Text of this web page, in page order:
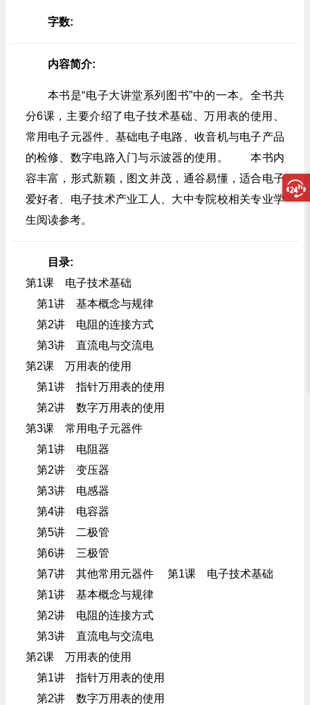
字数:
内容简介:
本书是“电子大讲堂系列图书”中的一本。全书共
分6课，主要介绍了电子技术基础、万用表的使用、
常用电子元器件、基础电子电路、收音机与电子产品
的检修、数字电路入门与示波器的使用。 本书内
容丰富，形式新颖，图文并茂，通谷易懂，适合电子
爱好者、电子技术产业工人、大中专院校相关专业学
生阅读参考。
目录:
第1课 电子技术基础
第1讲 基本概念与规律
第2讲 电阻的连接方式
第3讲 直流电与交流电
第2课 万用表的使用
第1讲 指针万用表的使用
第2讲 数字万用表的使用
第3课 常用电子元器件
第1讲 电阻器
第2讲 变压器
第3讲 电感器
第4讲 电容器
第5讲 二极管
第6讲 三极管
第7讲 其他常用元器件 第1课 电子技术基础
第1讲 基本概念与规律
第2讲 电阻的连接方式
第3讲 直流电与交流电
第2课 万用表的使用
第1讲 指针万用表的使用
第2讲 数字万用表的使用